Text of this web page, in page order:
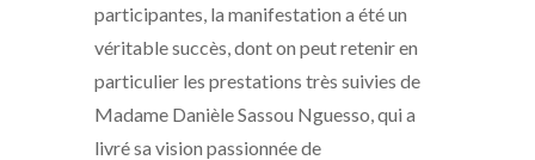
participantes, la manifestation a été un
véritable succès, dont on peut retenir en
particulier les prestations très suivies de
Madame Danièle Sassou Nguesso, qui a
livré sa vision passionnée de